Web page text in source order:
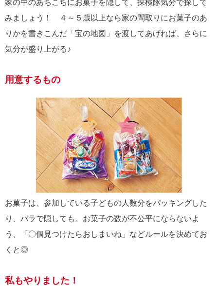
家の中のあちこちにお菓子を隠して、探検隊気分で探して
みましょう！ ４～５歳以上なら家の間取りにお菓子のあ
りかを書きこんだ「宝の地図」を渡してあげれば、さらに
気分が盛り上がる♪
用意するもの
お菓子は、参加している子どもの人数分をパッキングした
り、バラで隠しても。お菓子の数が不公平にならないよ
う、「〇個見つけたらおしまいね」などルールを決めてお
くと◎
私もやりました！